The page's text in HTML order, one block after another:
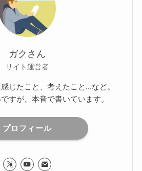
ガクさん
サイト運営者
じたこと、考えたこと...など。
すが、本音で書いています。
プロフィール